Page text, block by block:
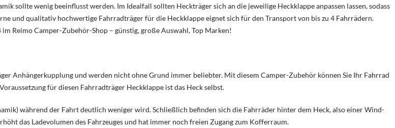
sollte wenig beeinflusst werden. Im Idealfall sollten Heckträger sich an die jeweilige Heckklappe anpassen lassen, sodass
und qualitativ hochwertige Fahrradträger für die Heckklappe eignet sich für den Transport von bis zu 4 Fahrrädern.
im Reimo Camper-Zubehör-Shop – günstig, große Auswahl, Top Marken!
Anhängerkupplung und werden nicht ohne Grund immer beliebter. Mit diesem Camper-Zubehör können Sie Ihr Fahrrad
für diesen Fahrradträger Heckklappe ist das Heck selbst.
während der Fahrt deutlich weniger wird. Schließlich befinden sich die Fahrräder hinter dem Heck, also einer Wind-
das Ladevolumen des Fahrzeuges und hat immer noch freien Zugang zum Kofferraum.